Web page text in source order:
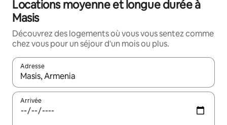
Locations moyenne et longue durée à
Masis
Découvrez des logements où vous vous sentez comme
chez vous pour un séjour d'un mois ou plus.
Adresse
Lorsque les résultats s'affichent, utilisez les flèches vers le
Arrivée